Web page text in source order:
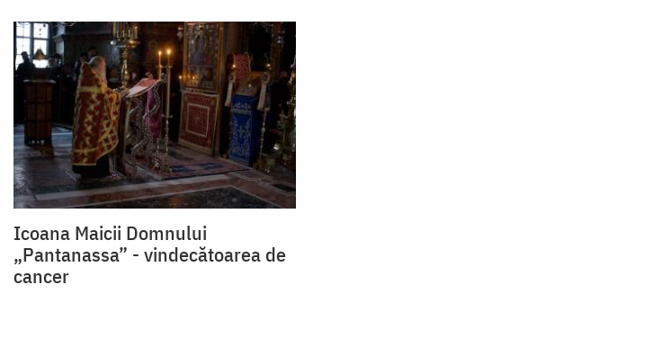
Icoana Maicii Domnului
„Pantanassa” - vindecătoarea de
cancer